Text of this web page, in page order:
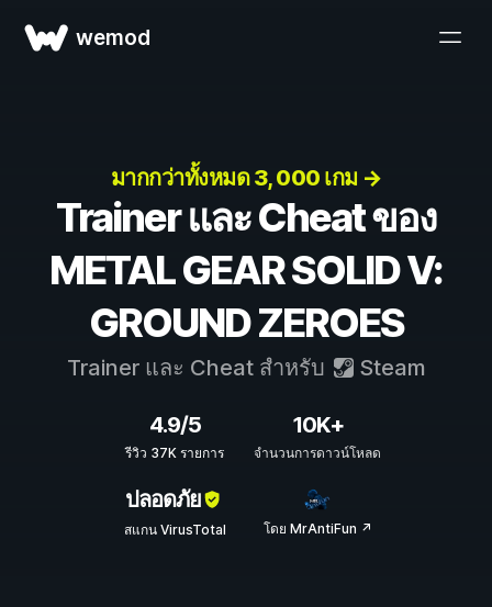
wemod
มากกว่าทั้งหมด 3, 000 เกม →
Trainer และ Cheat ของ
METAL GEAR SOLID V:
GROUND ZEROES
Trainer และ Cheat สำหรับ Steam
4.9/5
รีวิว 37K รายการ
10K+
จำนวนการดาวน์โหลด
ปลอดภัย
สแกน VirusTotal โดย MrAntiFun ↗